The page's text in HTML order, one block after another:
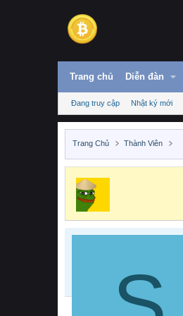
Trang chủ Diễn đàn
Đang truy cập Nhật ký mới
Trang Chủ Thành Viên